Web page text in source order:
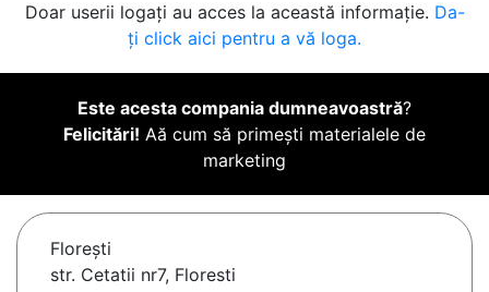
Doar userii logați au acces la această informație. Da-
ți click aici pentru a vă loga.
Este acesta compania dumneavoastră?
Felicitări! Aă cum să primești materialele de
marketing
Floreşti
str. Cetatii nr7, Floresti